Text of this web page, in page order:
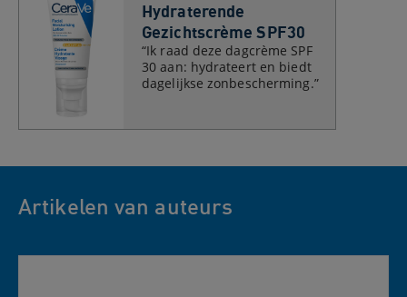
Hydraterende
Gezichtscrème SPF30
“Ik raad deze dagcrème SPF
30 aan: hydrateert en biedt
dagelijkse zonbescherming.”
Artikelen van auteurs